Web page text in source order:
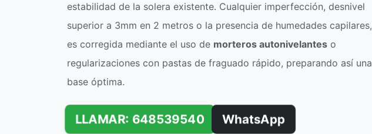
estabilidad de la solera existente. Cualquier imperfección, desnivel
superior a 3mm en 2 metros o la presencia de humedades capilares,
es corregida mediante el uso de morteros autonivelantes o
regularizaciones con pastas de fraguado rápido, preparando así una
base óptima.
LLAMAR: 648539540 WhatsApp